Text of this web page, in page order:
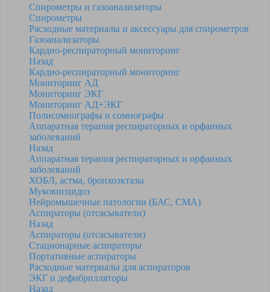
Спирометры и газоанализаторы
Спирометры
Расходные материалы и аксессуары для спирометров
Газоанализаторы
Кардио-респираторный мониторинг
Назад
Кардио-респираторный мониторинг
Мониторинг АД
Мониторинг ЭКГ
Мониторинг АД+ЭКГ
Полисомнографы и сомнографы
Аппаратная терапия респираторных и орфанных
заболеваний
Назад
Аппаратная терапия респираторных и орфанных
заболеваний
ХОБЛ, астма, бронхоэктазы
Муковисцидоз
Нейромышечные патологии (БАС, СМА)
Аспираторы (отсасыватели)
Назад
Аспираторы (отсасыватели)
Стационарные аспираторы
Портативные аспираторы
Расходные материалы для аспираторов
ЭКГ и дефибрилляторы
Назад